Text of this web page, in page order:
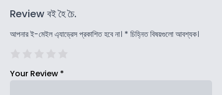
Review বই হৈ চৈ.
আপনার ই-মেইল এ্যাড্রেস প্রকাশিত হবে না। * চিহ্নিত বিষয়গুলো আবশ্যক।
Your Review *